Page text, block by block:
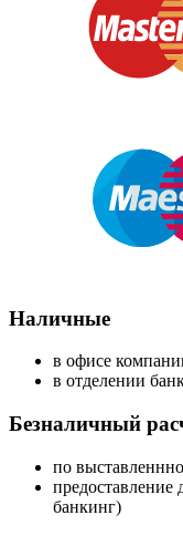
Наличные
в офисе
в отделении
Безналичный
по
предоставление
банкинг)